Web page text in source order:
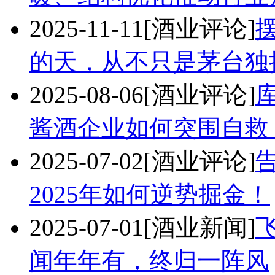
2025-11-11[酒业评论]
的天，从不只是茅台独
2025-08-06[酒业评论]
酱酒企业如何突围自救
2025-07-02[酒业评论]
2025年如何逆势掘金！
2025-07-01[酒业新闻]
闻年年有，终归一阵风